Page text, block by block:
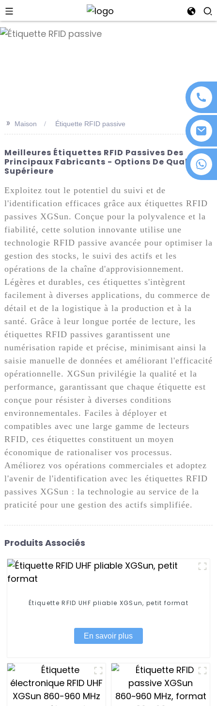
+86 18076372139
>> Maison Étiquette RFID passive
Meilleures Étiquettes RFID Passives Des
Principaux Fabricants - Options De Qualité
Supérieure
Exploitez tout le potentiel du suivi et de
l'identification efficaces grâce aux étiquettes RFID
passives XGSun. Conçue pour la polyvalence et la
fiabilité, cette solution innovante utilise une
technologie RFID passive avancée pour optimiser la
gestion des stocks, le suivi des actifs et les
opérations de la chaîne d'approvisionnement.
Légères et durables, ces étiquettes s'intègrent
facilement à diverses applications, du commerce de
détail et de la logistique à la production et à la
santé. Grâce à leur longue portée de lecture, les
étiquettes RFID passives garantissent une
numérisation rapide et précise, minimisant ainsi la
saisie manuelle de données et améliorant l'efficacité
opérationnelle. XGSun privilégie la qualité et la
performance, garantissant que chaque étiquette est
conçue pour résister à diverses conditions
environnementales. Faciles à déployer et
compatibles avec une large gamme de lecteurs
RFID, ces étiquettes constituent un moyen
économique de rationaliser vos processus.
Améliorez vos opérations commerciales et adoptez
l'avenir de l'identification avec les étiquettes RFID
passives XGSun : la technologie au service de la
praticité pour une gestion des actifs simplifiée.
Produits Associés
Étiquette RFID UHF pliable XGSun, petit format
En savoir plus